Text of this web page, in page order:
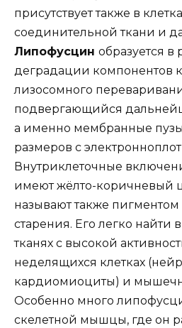
присутствует также в
соединительной ткани и
Липофусцин образуется в
деградации компонентов
лизосомного
подвергающийся
а именно мембранные
размеров с
Внутриклеточные
имеют жёлто-коричневый
называют также
старения. Его легко найти
тканях с высокой
неделящихся клетках
кардиомиоциты) и
Особенно много
скелетной мышцы, где он